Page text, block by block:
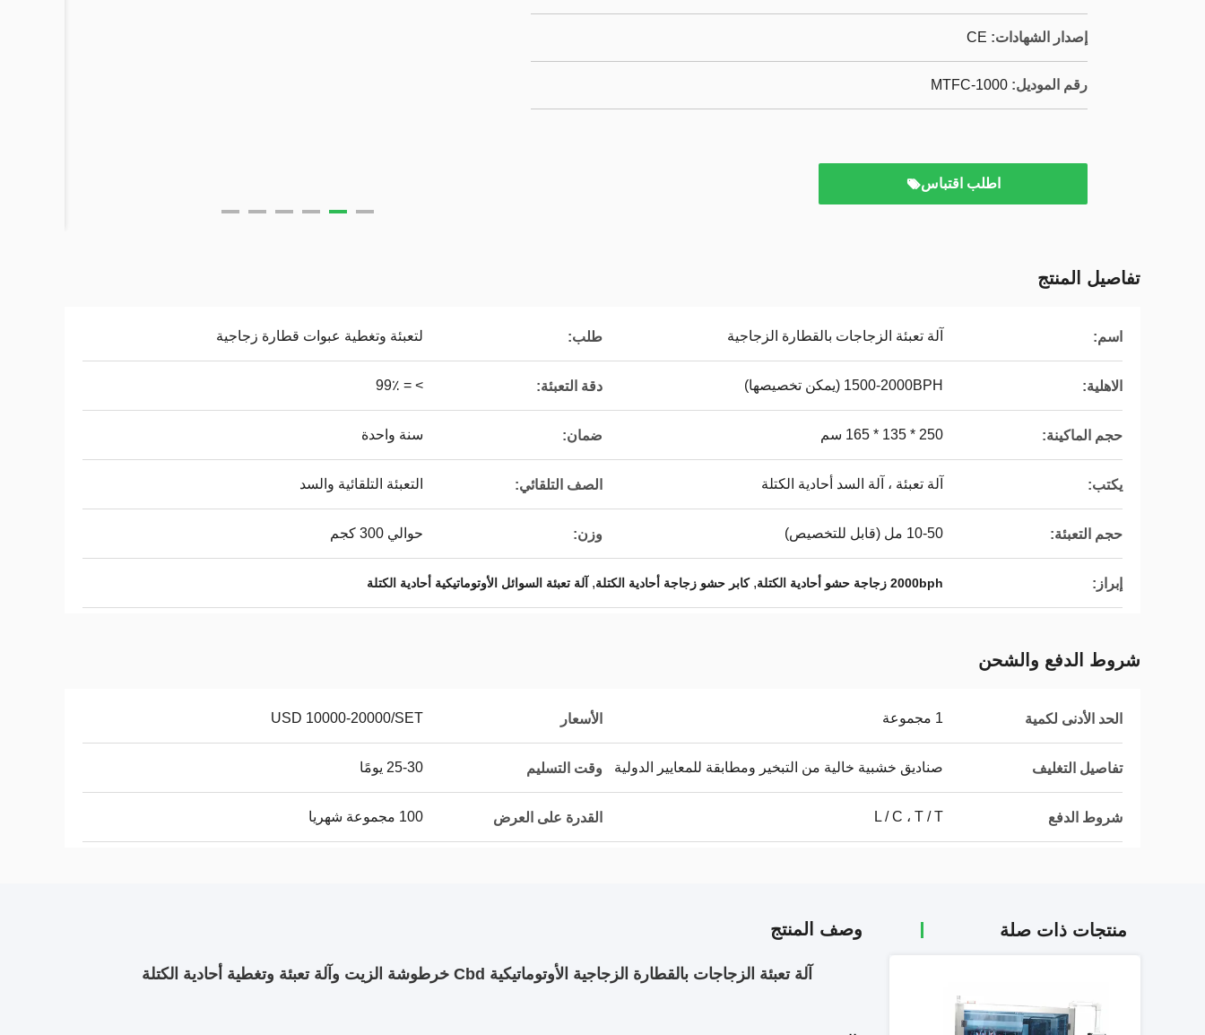
إصدار الشهادات: CE
رقم الموديل: MTFC-1000
اطلب اقتباس
تفاصيل المنتج
اسم: آلة تعبئة الزجاجات بالقطارة الزجاجية طلب: لتعبئة وتغطية عبوات قطارة زجاجية
الاهلية: 1500-2000BPH (يمكن تخصيصها) دقة التعبئة: > = 99٪
حجم الماكينة: 250 * 135 * 165 سم ضمان: سنة واحدة
يكتب: آلة تعبئة ، آلة السد أحادية الكتلة الصف التلقائي: التعبئة التلقائية والسد
حجم التعبئة: 10-50 مل (قابل للتخصيص) وزن: حوالي 300 كجم
إبراز: 2000bph زجاجة حشو أحادية الكتلة ,كابر حشو زجاجة أحادية الكتلة, آلة تعبئة السوائل الأوتوماتيكية أحادية الكتلة
شروط الدفع والشحن
الحد الأدنى لكمية 1 مجموعة الأسعار USD 10000-20000/SET
تفاصيل التغليف صناديق خشبية خالية من التبخير ومطابقة للمعايير الدولية وقت التسليم 25-30 يومًا
شروط الدفع L / C ، T / T القدرة على العرض 100 مجموعة شهريا
منتجات ذات صلة وصف المنتج
آلة تعبئة الزجاجات بالقطارة الزجاجية الأوتوماتيكية Cbd خرطوشة الزيت وآلة تعبئة وتغطية أحادية الكتلة